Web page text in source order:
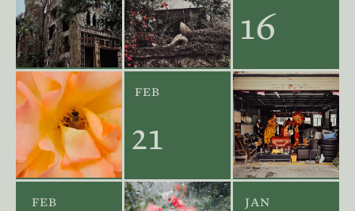
16
2024
feb
21
2024
feb
jan